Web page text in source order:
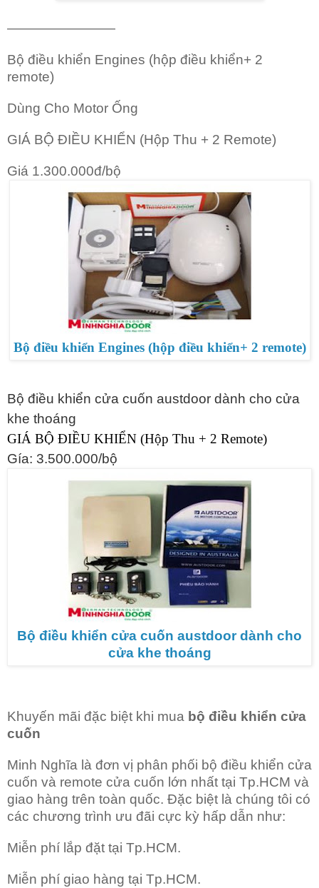
————————
Bộ điều khiển Engines (hộp điều khiển+ 2
remote)
Dùng Cho Motor Ống
GIÁ BỘ ĐIỀU KHIỂN (Hộp Thu + 2 Remote)
Giá 1.300.000đ/bộ
Bộ điều khiển Engines (hộp điều khiển+ 2 remote)
Bộ điều khiển cửa cuốn austdoor dành cho cửa
khe thoáng
GIÁ BỘ ĐIỀU KHIỂN (Hộp Thu + 2 Remote)
Gía: 3.500.000/bộ
Bộ điều khiển cửa cuốn austdoor dành cho
cửa khe thoáng
Khuyến mãi đặc biệt khi mua bộ điều khiển cửa
cuốn
Minh Nghĩa là đơn vị phân phối bộ điều khiển cửa
cuốn và remote cửa cuốn lớn nhất tại Tp.HCM và
giao hàng trên toàn quốc. Đặc biệt là chúng tôi có
các chương trình ưu đãi cực kỳ hấp dẫn như:
Miễn phí lắp đặt tại Tp.HCM.
Miễn phí giao hàng tại Tp.HCM.